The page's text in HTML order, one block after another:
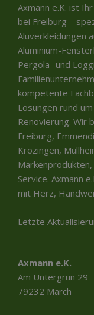
Axmann e.K. ist
bei Freiburg –
Aluverkleidungen
Aluminium-
Pergola- und
kompetente
Lösungen rund
Renovierung. Wir
Freiburg,
Krozingen,
Service. Axmann
mit Herz,
Letzte
Axmann e.K.
Am Untergrün 29
79232 March